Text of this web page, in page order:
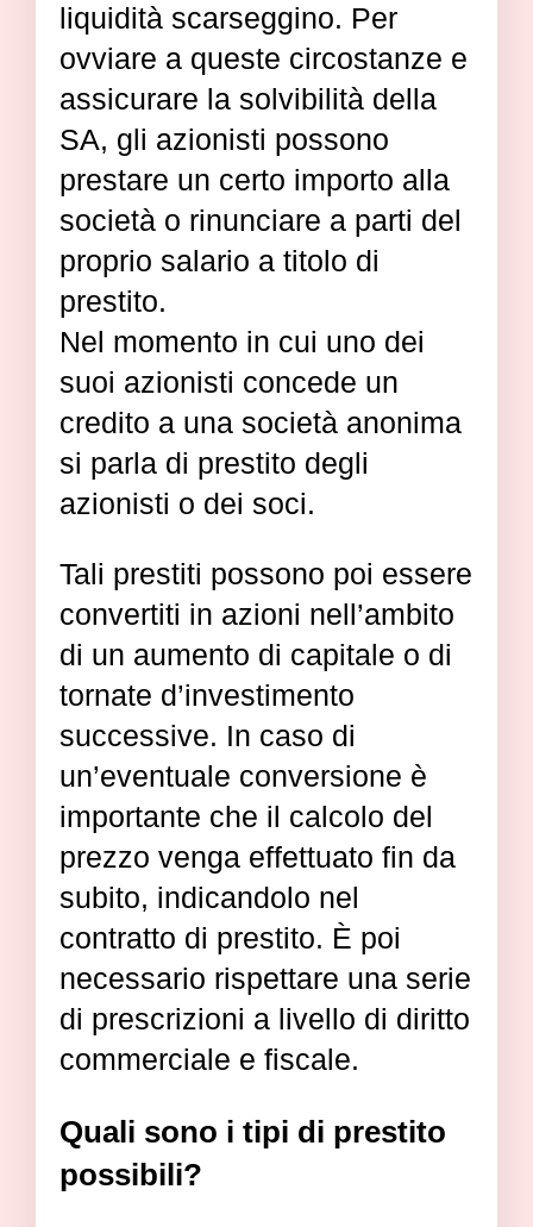
liquidità scarseggino. Per
ovviare a queste circostanze e
assicurare la solvibilità della
SA, gli azionisti possono
prestare un certo importo alla
società o rinunciare a parti del
proprio salario a titolo di
prestito.
Nel momento in cui uno dei
suoi azionisti concede un
credito a una società anonima
si parla di prestito degli
azionisti o dei soci.
Tali prestiti possono poi essere
convertiti in azioni nell’ambito
di un aumento di capitale o di
tornate d’investimento
successive. In caso di
un’eventuale conversione è
importante che il calcolo del
prezzo venga effettuato fin da
subito, indicandolo nel
contratto di prestito. È poi
necessario rispettare una serie
di prescrizioni a livello di diritto
commerciale e fiscale.
Quali sono i tipi di prestito
possibili?